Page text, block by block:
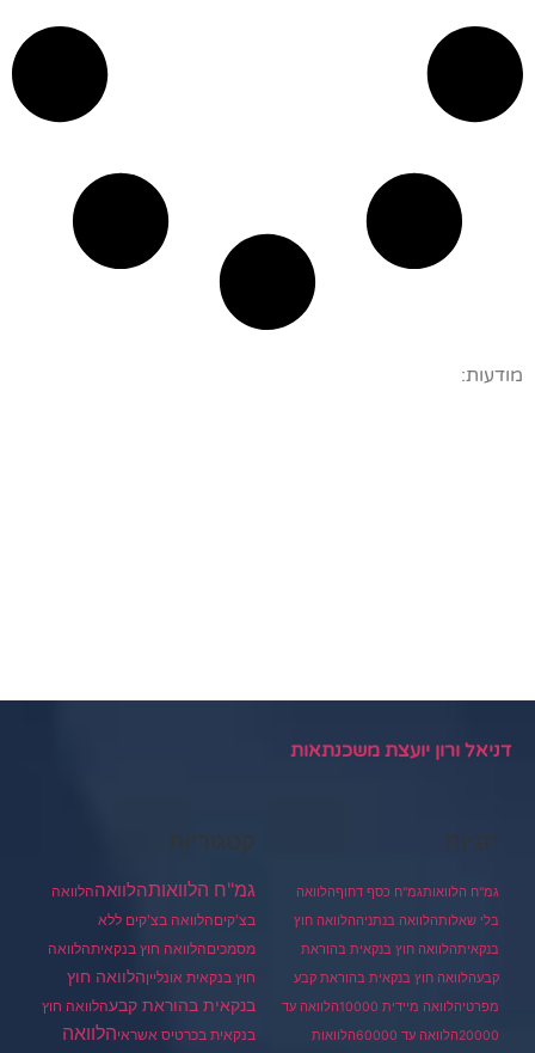
מודעות:
דניאל ורון יועצת משכנתאות
תגיות
גמ"ח הלוואותגמ"ח כסף דחוףהלוואה
בלי שאלותהלוואה בנתניההלוואה חוץ
בנקאיתהלוואה חוץ בנקאית בהוראת
קבעהלוואה חוץ בנקאית בהוראת קבע
מפרטיהלוואה מיידית 10000
הלוואה עד
20000הלוואה עד 60000 הלוואות
קטגוריות
גמ"ח הלוואותהלוואההלוואה
בצ'קיםהלוואה בצ'קים ללא
מסמכיםהלוואה חוץ בנקאיתהלוואה
חוץ בנקאית אונלייןהלוואה חוץ
בנקאית בהוראת קבעהלוואה חוץ
בנקאית בכרטיס אשראיהלוואה